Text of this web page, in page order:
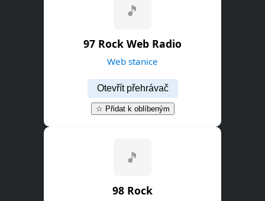
🎵
97 Rock Web Radio
Web stanice
Otevřít přehrávač
☆ Přidat k oblíbeným
🎵
98 Rock